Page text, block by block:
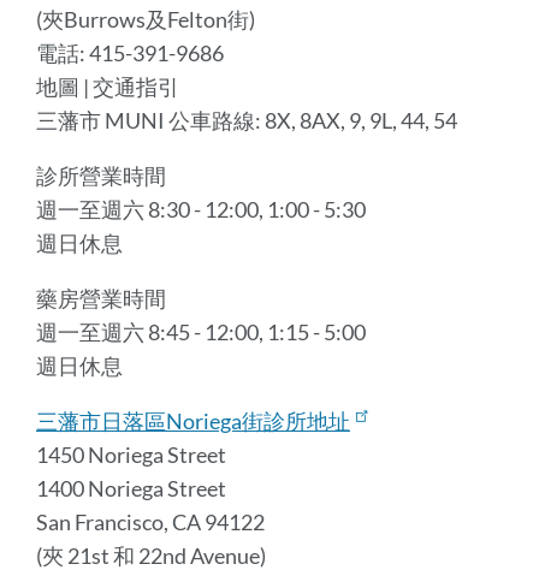
(夾Burrows及Felton街)
電話: 415-391-9686
地圖 | 交通指引
三藩市 MUNI 公車路線: 8X, 8AX, 9, 9L, 44, 54
診所營業時間
週一至週六 8:30 - 12:00, 1:00 - 5:30
週日休息
藥房營業時間
週一至週六 8:45 - 12:00, 1:15 - 5:00
週日休息
三藩市日落區Noriega街診所地址
1450 Noriega Street
1400 Noriega Street
San Francisco, CA 94122
(夾 21st 和 22nd Avenue)